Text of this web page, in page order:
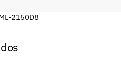
2150D8